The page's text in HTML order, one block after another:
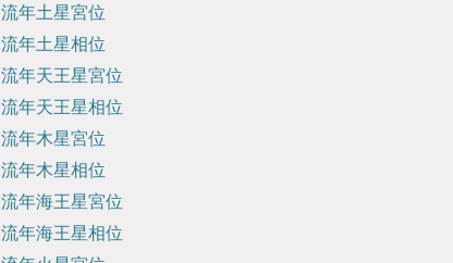
流年土星宮位
流年土星相位
流年天王星宮位
流年天王星相位
流年木星宮位
流年木星相位
流年海王星宮位
流年海王星相位